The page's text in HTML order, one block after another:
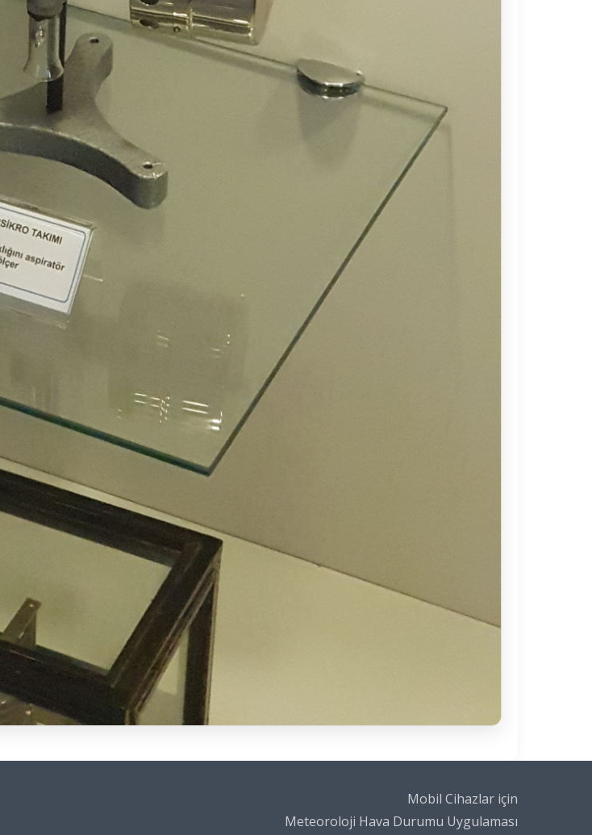
Mobil Cihazlar için
Meteoroloji Hava Durumu Uygulaması